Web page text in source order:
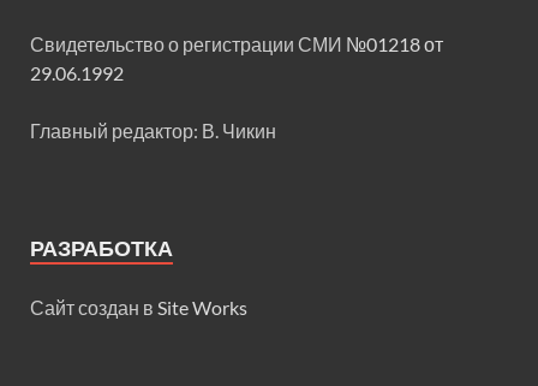
Свидетельство о регистрации СМИ №01218 от
29.06.1992
Главный редактор: В. Чикин
РАЗРАБОТКА
Сайт создан в Site Works